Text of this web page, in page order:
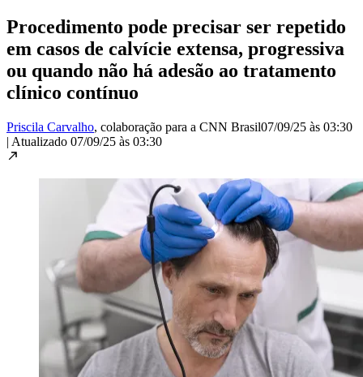
Procedimento pode precisar ser repetido
em casos de calvície extensa, progressiva
ou quando não há adesão ao tratamento
clínico contínuo
Priscila Carvalho, colaboração para a CNN Brasil07/09/25 às 03:30
| Atualizado 07/09/25 às 03:30